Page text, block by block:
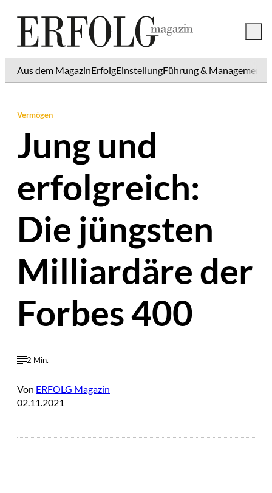
Aus dem MagazinErfolgEinstellungFührung & Management
Vermögen
Jung und
erfolgreich:
Die jüngsten
Milliardäre der
Forbes 400
2 Min.
Von ERFOLG Magazin
02.11.2021